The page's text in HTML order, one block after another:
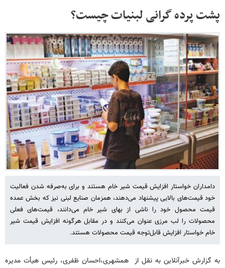
پشت پرده گرانی لبنیات چیست؟
دامداران خواستار افزایش قیمت شیر خام هستند و برای به‌صرفه شدن فعالیت
خود قیمت‌های بالایی پیشنهاد می‌دهند، همزمان صنایع لبنی نیز که بخش عمده
قیمت محصول خود را ناشی از بهای شیر خام می‌دانند، قیمت‌های فعلی
محصولات را لب مرزی عنوان می‌کنند و در مقابل هرگونه افزایش قیمت شیر
خام خواستار افزایش قابل‌توجه قیمت محصولات هستند.
به گزارش خبرآنلاین به نقل از همشهری،احسان ظفری، رئیس هیأت مدیره